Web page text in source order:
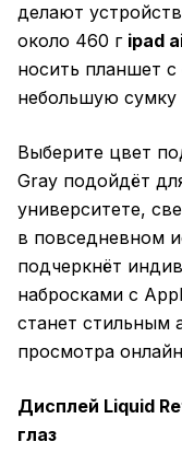
делают
около 460 г ipad
носить планшет
небольшую сумку
Выберите цвет
Gray подойдёт
университете,
в повседневном
подчеркнёт
набросками с
станет стильным
просмотра
Дисплей Liquid
глаз